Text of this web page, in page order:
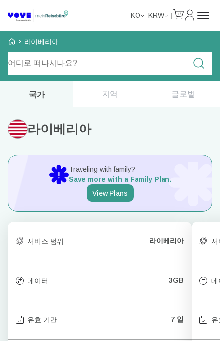
KO KRW
Voye Homepage
라이베리아
국가 지역 글로벌
라이베리아
Traveling with family?
Save more with a Family Plan.
View Plans
서비스 범위 라이베리아
데이터 3GB
유효 기간 7 일
서
데
유